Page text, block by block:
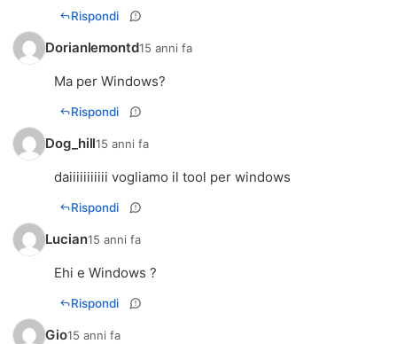
Rispondi
Dorianlemontd15 anni fa
Ma per Windows?
Rispondi
Dog_hill15 anni fa
daiiiiiiiiiii vogliamo il tool per windows
Rispondi
Lucian15 anni fa
Ehi e Windows ?
Rispondi
Gio15 anni fa